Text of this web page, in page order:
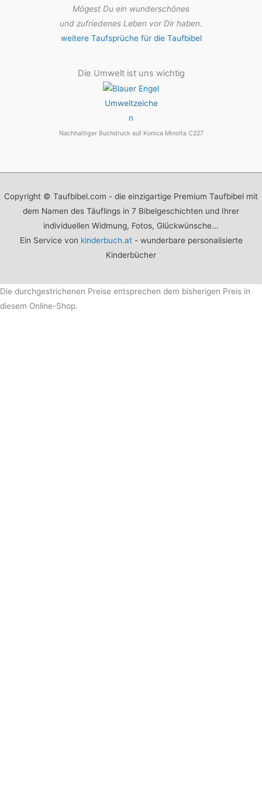
Mögest Du ein wunderschönes
und zufriedenes Leben vor Dir haben.
weitere Taufsprüche für die Taufbibel
Die Umwelt ist uns wichtig
Nachhaltiger Buchdruck auf Konica Minolta C227
Copyright © Taufbibel.com - die einzigartige Premium Taufbibel mit
dem Namen des Täuflings in 7 Bibelgeschichten und Ihrer
individuellen Widmung, Fotos, Glückwünsche...
Ein Service von kinderbuch.at- wunderbare personalisierte
Kinderbücher
Die durchgestrichenen Preise entsprechen dem bisherigen Preis in
diesem Online-Shop.